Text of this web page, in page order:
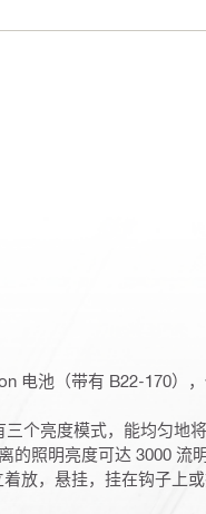
电池（带有 B22-170）
个亮度模式，能均匀地
照明亮度可达 3000 流明
放，悬挂，挂在钩子上